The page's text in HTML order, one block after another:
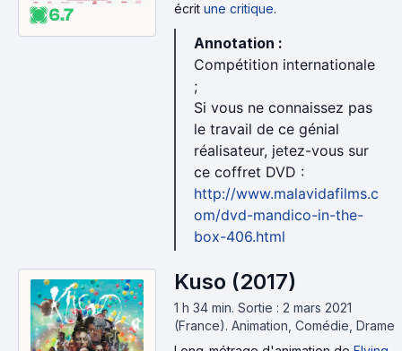
6.7
écrit une critique.
Annotation :
Compétition internationale
;
Si vous ne connaissez pas
le travail de ce génial
réalisateur, jetez-vous sur
ce coffret DVD :
http://www.malavidafilms.c
om/dvd-mandico-in-the-
box-406.html
Kuso (2017)
1 h 34 min. Sortie : 2 mars 2021
(France). Animation, Comédie, Drame